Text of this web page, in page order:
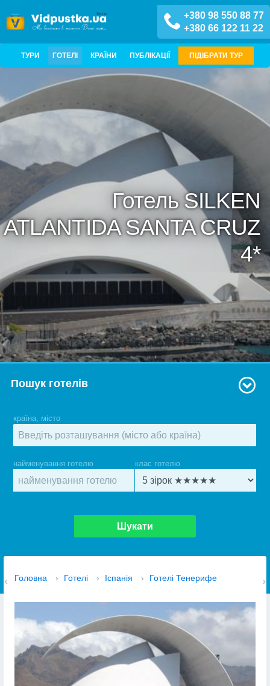
+380 98 550 88 77
+380 66 122 11 22
ТУРИ ГОТЕЛІ КРАЇНИ ПУБЛІКАЦІЇ ПІДІБРАТИ ТУР
Готель SILKEN
ATLANTIDA SANTA CRUZ
4*
Пошук готелів
країна, місто
найменування готелю клас готелю
Шукати
Головна › Готелі › Іспанія › Готелі Тенерифе